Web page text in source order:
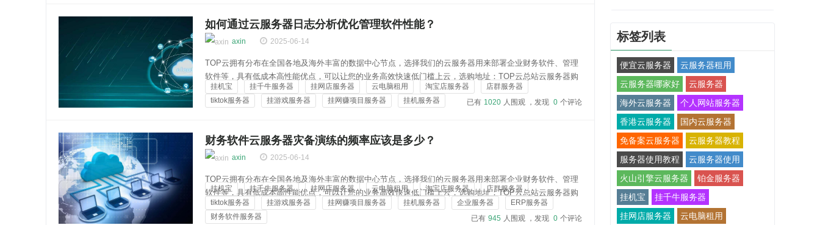
如何通过云服务器日志分析优化管理软件性能？
axin 2025-06-14
TOP云拥有分布在全国各地及海外丰富的数据中心节点，选择我们的云服务器用来部署企业财务软件、管理
软件等，具有低成本高性能优点，可以让您的业务高效快速低门槛上云，选购地址：TOP云总站云服务器购
买链接：https://topyun.vip/server/buy.htmlTOP云C站云服务器购买链接：https://c.topyun.vip/cart通过云服
务器...
挂机宝 挂千牛服务器 挂网店服务器 云电脑租用 淘宝店服务器
店群服务器
tiktok服务器
挂游戏服务器 挂网赚项目服务器 挂机服务器 已有 1020 人围观 ，发现 0 个评论
财务软件云服务器灾备演练的频率应该是多少？
axin 2025-06-14
TOP云拥有分布在全国各地及海外丰富的数据中心节点，选择我们的云服务器用来部署企业财务软件、管理
软件等，具有低成本高性能优点，可以让您的业务高效快速低门槛上云，选购地址：TOP云总站云服务器购
买链接：https://topyun.vip/server/buy.htmlTOP云C站云服务器购买链接：https://c.topyun.vip/cart财务软件
云服...
挂机宝 挂千牛服务器 挂网店服务器 云电脑租用 淘宝店服务器
店群服务器
tiktok服务器
挂游戏服务器 挂网赚项目服务器 挂机服务器 企业服务器
ERP服务器
财务软件服务器
已有 945 人围观 ，发现 0 个评论
标签列表
便宜云服务器
云服务器租用
云服务器哪家好
云服务器
海外云服务器
个人网站服务器
香港云服务器
国内云服务器
免备案云服务器
云服务器教程
服务器使用教程
云服务器使用
火山引擎云服务器
铂金服务器
挂机宝
挂千牛服务器
挂网店服务器
云电脑租用